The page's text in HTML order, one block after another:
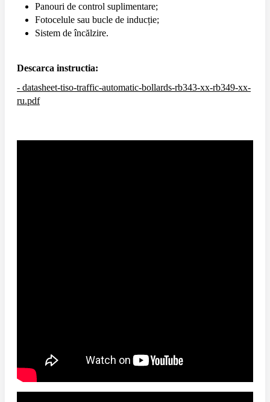
Panouri de control suplimentare;
Fotocelule sau bucle de inducție;
Sistem de încălzire.
Descarca instructia:
- datasheet-tiso-traffic-automatic-bollards-rb343-xx-rb349-xx-
ru.pdf